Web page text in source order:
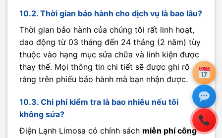
10.2. Thời gian bảo hành cho dịch vụ là bao lâu?
Thời gian bảo hành của chúng tôi rất linh hoạt,
dao động từ 03 tháng đến 24 tháng (2 năm) tùy
thuộc vào hạng mục sửa chữa và linh kiện được
thay thế. Mọi thông tin chi tiết sẽ được ghi rõ
ràng trên phiếu bảo hành mà bạn nhận được.
10.3. Chi phí kiểm tra là bao nhiêu nếu tôi
không sửa?
Điện Lạnh Limosa có chính sách miễn phí công